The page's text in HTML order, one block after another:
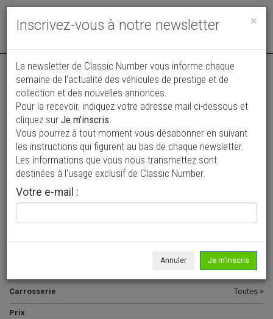
Toggle
Vos annonces vues par
plus de 4 millions de collectionneurs
Ajouter une annonce
> Rechercher un véhicule
512 TR >
Carrosserie Toutes >
Prix
×
Inscrivez-vous à notre newsletter
La newsletter de Classic Number vous informe chaque
semaine de l’actualité des véhicules de prestige et de
collection et des nouvelles annonces.
Pour la recevoir, indiquez votre adresse mail ci-dessous et
cliquez sur Je m'inscris.
Vous pourrez à tout moment vous désabonner en suivant
les instructions qui figurent au bas de chaque newsletter.
Les informations que vous nous transmettez sont
destinées à l’usage exclusif de Classic Number.
Votre e-mail :
Annuler Je m'inscris